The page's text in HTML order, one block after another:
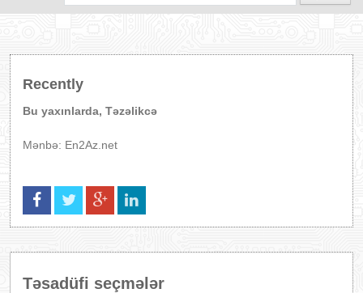
PROQRAMLAR
Recently
Bu yaxınlarda, Təzəlikcə
Mənbə: En2Az.net
Təsadüfi seçmələr